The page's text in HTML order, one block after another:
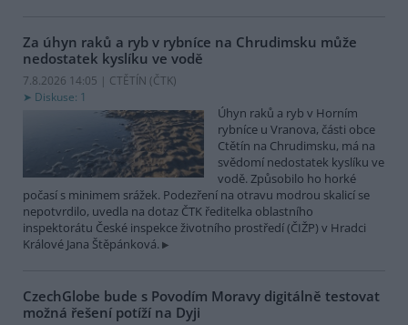
Za úhyn raků a ryb v rybníce na Chrudimsku může
nedostatek kyslíku ve vodě
7.8.2026 14:05 | CTĚTÍN (ČTK)
Diskuse: 1
Úhyn raků a ryb v Horním
rybníce u Vranova, části obce
Ctětín na Chrudimsku, má na
svědomí nedostatek kyslíku ve
vodě. Způsobilo ho horké
počasí s minimem srážek. Podezření na otravu modrou skalicí se
nepotvrdilo, uvedla na dotaz ČTK ředitelka oblastního
inspektorátu České inspekce životního prostředí (ČIŽP) v Hradci
Králové Jana Štěpánková.
CzechGlobe bude s Povodím Moravy digitálně testovat
možná řešení potíží na Dyji